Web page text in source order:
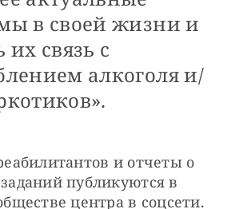
в своей жизни и
их связь с
алкоголя и/
и отчеты о
публикуются в
центра в соцсети.